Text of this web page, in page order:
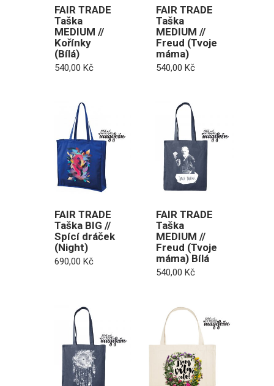
FAIR TRADE
Taška
MEDIUM //
Kořínky
(Bílá)
540,00 Kč
FAIR TRADE
Taška
MEDIUM //
Freud (Tvoje
máma)
540,00Kč
FAIR TRADE
Taška BIG //
Spící dráček
(Night)
690,00 Kč
FAIR TRADE
Taška
MEDIUM //
Freud (Tvoje
máma) Bílá
540,00Kč